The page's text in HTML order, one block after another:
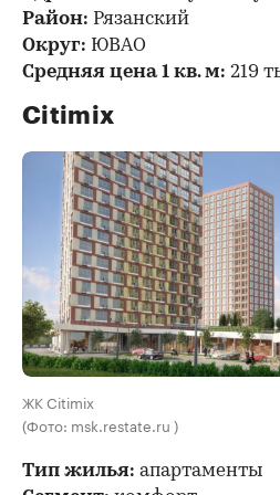
Район: Рязанский
Округ: ЮВАО
Средняя цена 1 кв. м: 219
Citimix
ЖК Citimix
(Фото: msk.restate.ru )
Тип жилья: апартаменты